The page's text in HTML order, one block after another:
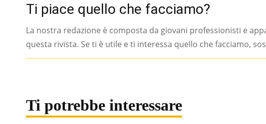
Ti piace quello che facciamo?
La nostra redazione è composta da giovani professionisti e
questa rivista. Se ti è utile e ti interessa quello che facciamo,
Ti potrebbe interessare